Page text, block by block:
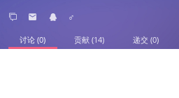
♂
讨论 (0) 贡献 (14) 递交 (0)